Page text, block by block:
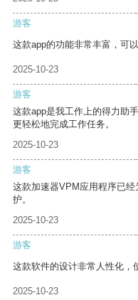
游客
这款app的功能非常丰富，可
2025-10-23
游客
这款app是我工作上的得力助
更轻松地完成工作任务。
2025-10-23
游客
这款加速器VPM应用程序已
护。
2025-10-23
游客
这款软件的设计非常人性化，
2025-10-23